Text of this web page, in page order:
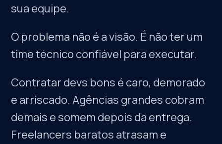
sua equipe.
O problema não é a visão. É não ter um
time técnico confiável para executar.
Contratar devs bons é caro, demorado
e arriscado. Agências grandes cobram
demais e somem depois da entrega.
Freelancers baratos atrasam e